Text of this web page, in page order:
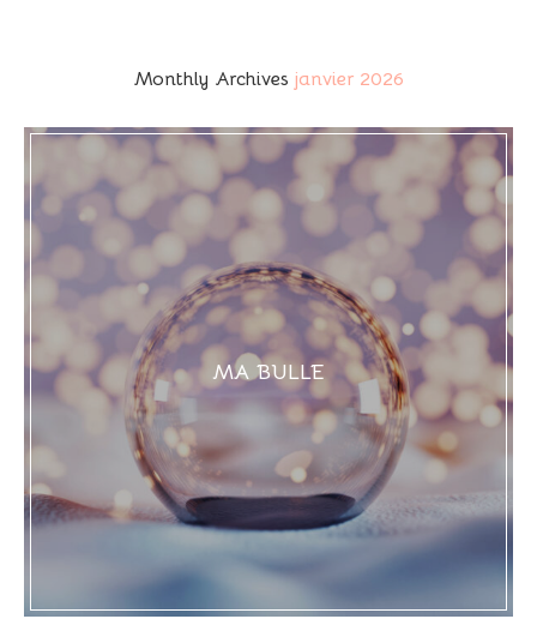
Monthly Archives janvier 2026
MA BULLE